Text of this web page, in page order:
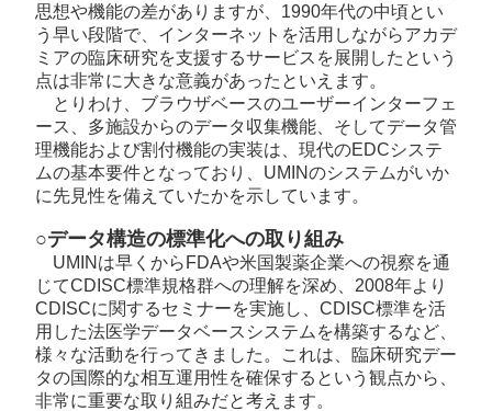
思想や機能の差がありますが、1990年代の中頃とい
う早い段階で、インターネットを活用しながらアカデ
ミアの臨床研究を支援するサービスを展開したという
点は非常に大きな意義があったといえます。
とりわけ、ブラウザベースのユーザーインターフェ
ース、多施設からのデータ収集機能、そしてデータ管
理機能および割付機能の実装は、現代のEDCシステ
ムの基本要件となっており、UMINのシステムがいか
に先見性を備えていたかを示しています。
○データ構造の標準化への取り組み
UMINは早くからFDAや米国製薬企業への視察を通
じてCDISC標準規格群への理解を深め、2008年より
CDISCに関するセミナーを実施し、CDISC標準を活
用した法医学データベースシステムを構築するなど、
様々な活動を行ってきました。これは、臨床研究デー
タの国際的な相互運用性を確保するという観点から、
非常に重要な取り組みだと考えます。